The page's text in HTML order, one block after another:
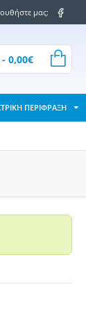
μας:
0,00€
ΠΕΡΙΦΡΑΞΗ